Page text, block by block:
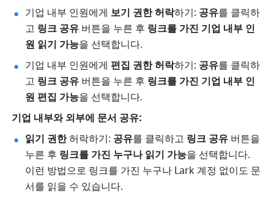
기업 내부 인원에게 보기 권한 허락하기: 공유를 클릭하
고 링크 공유 버튼을 누른 후 링크를 가진 기업 내부 인
원 읽기 가능을 선택합니다.
기업 내부 인원에게 편집 권한 허락하기: 공유를 클릭하
고 링크 공유 버튼을 누른 후 링크를 가진 기업 내부 인
원 편집 가능을 선택합니다.
기업 내부와 외부에 문서 공유:
읽기 권한 허락하기: 공유를 클릭하고 링크 공유 버튼을
누른 후 링크를 가진 누구나 읽기 가능을 선택합니다.
이런 방법으로 링크를 가진 누구나 Lark 계정 없이도 문
서를 읽을 수 있습니다.